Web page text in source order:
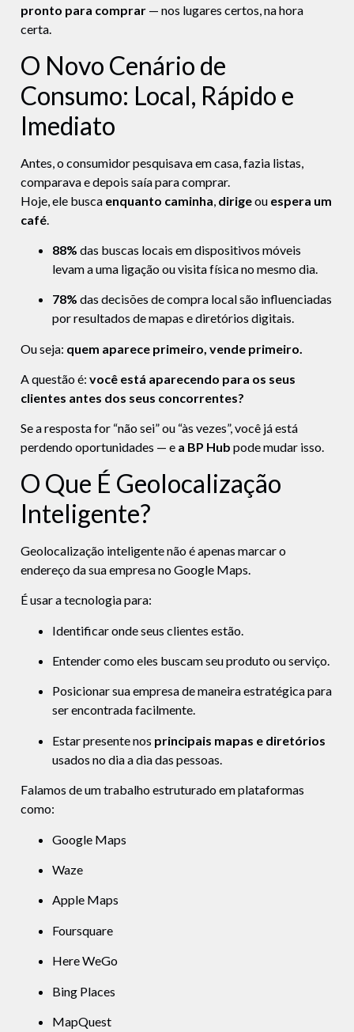
pronto para comprar — nos lugares certos, na hora
certa.
O Novo Cenário de
Consumo: Local, Rápido e
Imediato
Antes, o consumidor pesquisava em casa, fazia listas,
comparava e depois saía para comprar.
Hoje, ele busca enquanto caminha dirigeou espera um
café
88% das buscas locais em dispositivos móveis
levam a uma ligação ou visita física no mesmo dia.
78% das decisões de compra local são influenciadas
por resultados de mapas e diretórios digitais.
Ou seja: quem aparece primeiro, vende primeiro.
A questão é: você está aparecendo para os seus
clientes antes dos seus concorrentes?
Se a resposta for “não sei” ou “às vezes”, você já está
perdendo oportunidades — e a BP Hub pode mudar isso.
O Que É Geolocalização
Inteligente?
Geolocalização inteligente não é apenas marcar o
endereço da sua empresa no Google Maps.
É usar a tecnologia para:
Identificar onde seus clientes estão.
Entender como eles buscam seu produto ou serviço.
Posicionar sua empresa de maneira estratégica para
ser encontrada facilmente.
Estar presente nos principais mapas e diretórios
usados no dia a dia das pessoas.
Falamos de um trabalho estruturado em plataformas
como:
Google Maps
Waze
Apple Maps
Foursquare
Here WeGo
Bing Places
MapQuest